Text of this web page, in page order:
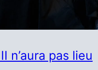
n’aura pas lieu